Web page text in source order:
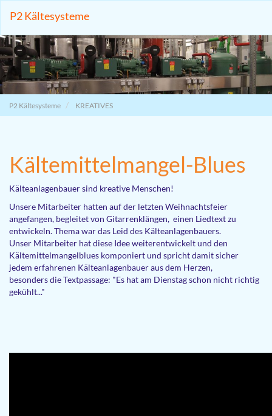
Zum
Inhalt
springen
P2 Kältesysteme
P2 Kältesysteme KREATIVES
Kältemittelmangel-Blues
Kälteanlagenbauer sind kreative Menschen!
Unsere Mitarbeiter hatten auf der letzten Weihnachtsfeier
angefangen, begleitet von Gitarrenklängen, einen Liedtext zu
entwickeln. Thema war das Leid des Kälteanlagenbauers.
Unser Mitarbeiter hat diese Idee weiterentwickelt und den
Kältemittelmangelblues komponiert und spricht damit sicher
jedem erfahrenen Kälteanlagenbauer aus dem Herzen,
besonders die Textpassage: "Es hat am Dienstag schon nicht richtig
gekühlt..."